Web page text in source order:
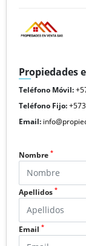
Propiedades
Teléfono Móvil:
Teléfono Fijo:
Email:
Nombre *
Apellidos *
Email *